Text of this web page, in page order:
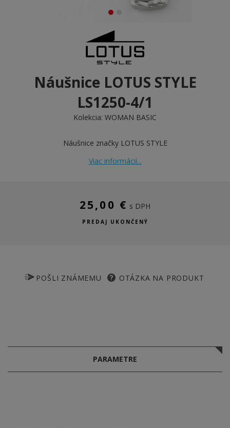
Náušnice LOTUS STYLE
LS1250-4/1
Kolekcia: WOMAN BASIC
Náušnice značky LOTUS STYLE
Viac informácií...
25,00 € s DPH
PREDAJ UKONČENÝ
POŠLI ZNÁMEMU OTÁZKA NA PRODUKT
PARAMETRE